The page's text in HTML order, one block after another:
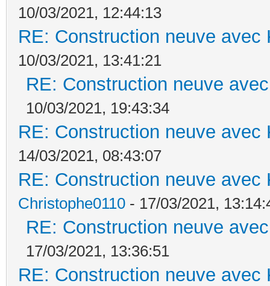
10/03/2021, 12:44:13
RE: Construction neuve avec
10/03/2021, 13:41:21
RE: Construction neuve
10/03/2021, 19:43:34
RE: Construction neuve avec
14/03/2021, 08:43:07
RE: Construction neuve avec
Christophe0110 - 17/03/2021,
RE: Construction neuve
17/03/2021, 13:36:51
RE: Construction neuve avec